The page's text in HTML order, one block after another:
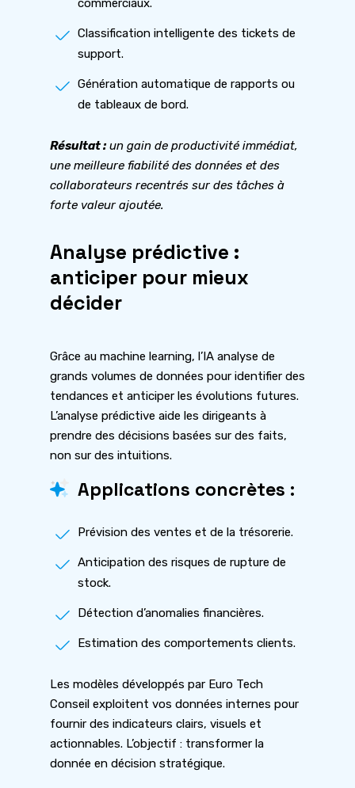
commerciaux.
Classification intelligente des tickets de
support.
Génération automatique de rapports ou
de tableaux de bord.
Résultat :un gain de productivité immédiat,
une meilleure fiabilité des données et des
collaborateurs recentrés sur des tâches à
forte valeur ajoutée.
Analyse prédictive :
anticiper pour mieux
décider
Grâce au machine learning, l’IA analyse de
grands volumes de données pour identifier des
tendances et anticiper les évolutions futures.
L’analyse prédictive aide les dirigeants à
prendre des décisions basées sur des faits,
non sur des intuitions.
Applications concrètes :
Prévision des ventes et de la trésorerie.
Anticipation des risques de rupture de
stock.
Détection d’anomalies financières.
Estimation des comportements clients.
Les modèles développés par Euro Tech
Conseil exploitent vos données internes pour
fournir des indicateurs clairs, visuels et
actionnables. L’objectif : transformer la
donnée en décision stratégique.